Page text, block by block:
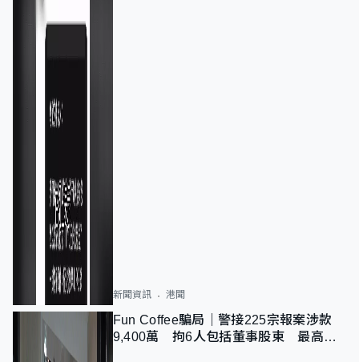
新聞資訊 港聞
Fun Coffee騙局｜警接225宗報案涉款
9,400萬 拘6人包括董事股東 最高金